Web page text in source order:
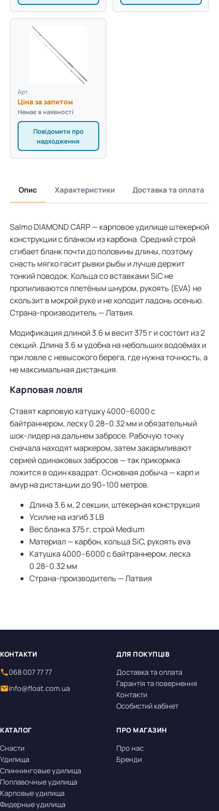
Арт.
Ціна за запитом
Немає в наявності
Повідомити про
надходження
Опис Характеристики Доставка та оплата
Salmo DIAMOND CARP — карповое удилище штекерной
конструкции с бланком из карбона. Средний строй
сгибает бланк почти до половины длины, поэтому
снасть мягко гасит рывки рыбы и лучше держит
тонкий поводок. Кольца со вставками SiC не
пропиливаются плетёным шнуром, рукоять (EVA) не
скользит в мокрой руке и не холодит ладонь осенью.
Страна-производитель — Латвия.
Модификация длиной 3.6 м весит 375 г и состоит из 2
секций. Длина 3.6 м удобна на небольших водоёмах и
при ловле с невысокого берега, где нужна точность, а
не максимальная дистанция.
Карповая ловля
Ставят карповую катушку 4000–6000 с
байтраннером, леску 0.28–0.32 мм и обязательный
шок-лидер на дальнем забросе. Рабочую точку
сначала находят маркером, затем закармливают
серией одинаковых забросов — так прикормка
ложится в один квадрат. Основная добыча — карп и
амур на дистанции до 90–100 метров.
Длина 3.6 м, 2 секции, штекерная конструкция
Усилие на изгиб 3 LB
Вес бланка 375 г, строй Medium
Материал — карбон, кольца SiC, рукоять eva
Катушка 4000–6000 с байтраннером, леска
0.28–0.32 мм
Страна-производитель — Латвия
КОНТАКТИ
068 007 77 77
info@float.com.ua
ДЛЯ ПОКУПЦІВ
Доставка та оплата
Гарантія та повернення
Контакти
Особистий кабінет
КАТАЛОГ
Снасти
Удилища
Спиннинговые удилища
Поплавочные удилища
Карповые удилища
Фидерные удилища
ПРО МАГАЗИН
Про нас
Бренди